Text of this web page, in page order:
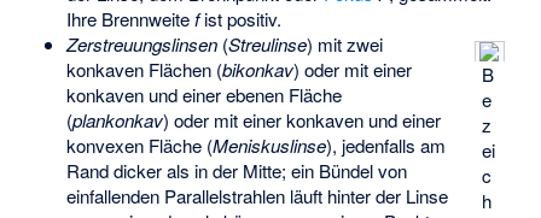
Ihre Brennweitefist positiv.
B
e
z
ei
c
h
Zerstreuungslinsen(Streulinse) mit zwei
konkaven Flächen (bikonkav) oder mit einer
konkaven und einer ebenen Fläche
(plankonkav) oder mit einer konkaven und einer
konvexen Fläche (Meniskuslinse), jedenfalls am
Rand dicker als in der Mitte; ein Bündel von
einfallenden Parallelstrahlen läuft hinter der Linse